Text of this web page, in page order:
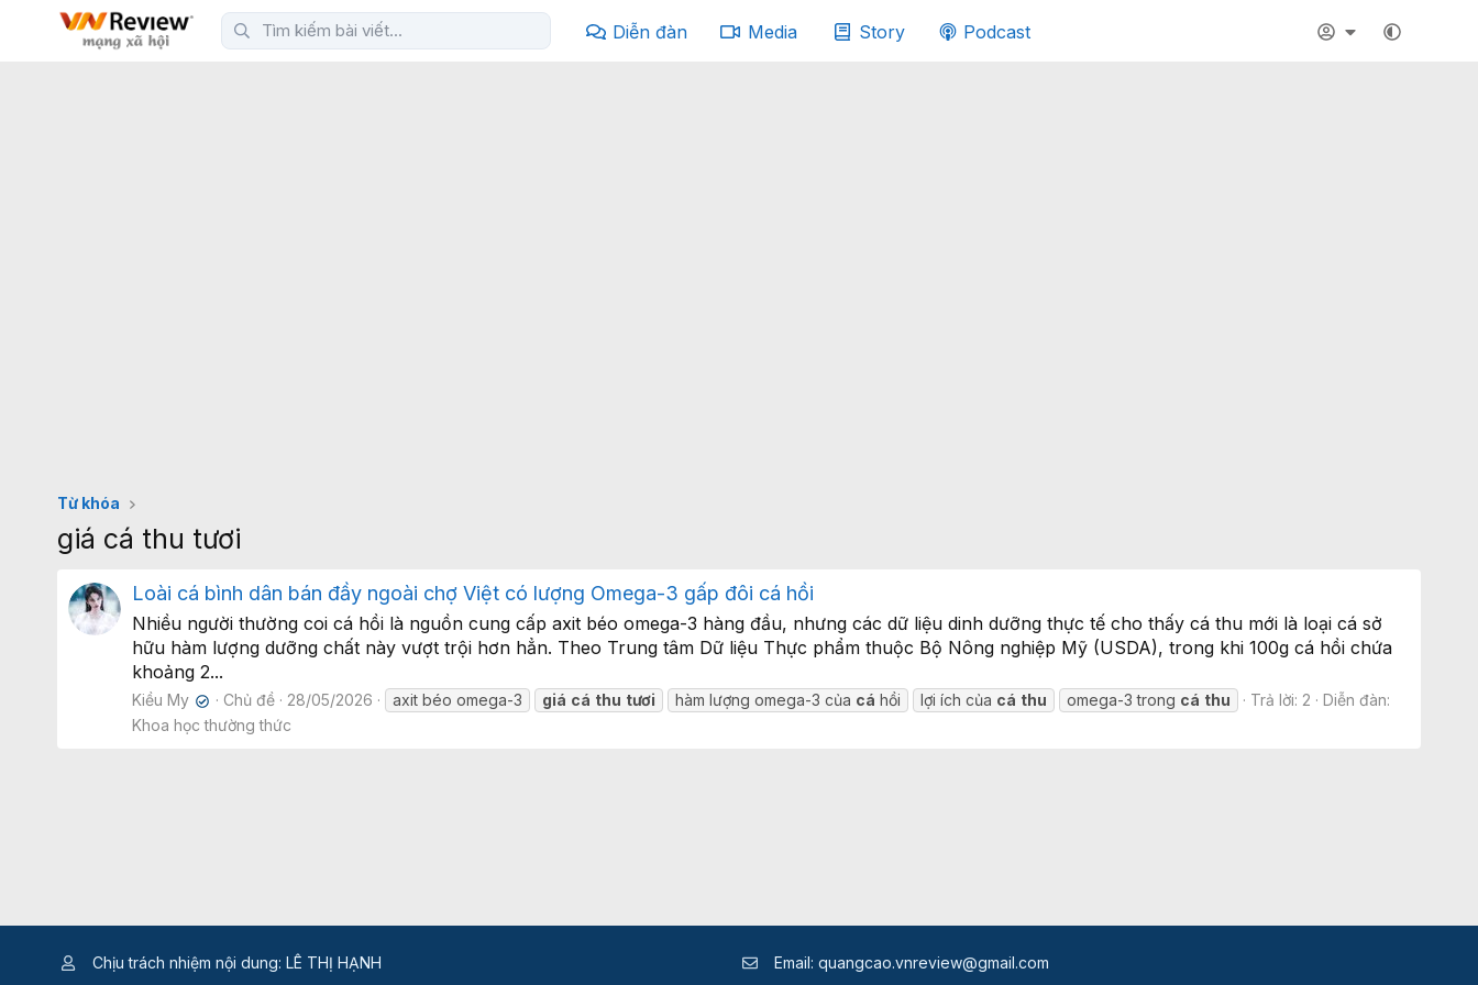
Diễn đàn Media Story Podcast
Từ khóa
giá cá thu tươi
Loài cá bình dân bán đầy ngoài chợ Việt có lượng Omega-3 gấp đôi cá hồi
Nhiều người thường coi cá hồi là nguồn cung cấp axit béo omega-3 hàng đầu, nhưng các dữ liệu dinh dưỡng thực tế cho thấy cá thu mới là loại cá sở
hữu hàm lượng dưỡng chất này vượt trội hơn hẳn. Theo Trung tâm Dữ liệu Thực phẩm thuộc Bộ Nông nghiệp Mỹ (USDA), trong khi 100g cá hồi chứa
khoảng 2...
Kiều My ✔ Chủ đề 28/05/2026 axit béo omega-3 giá cá thu tươi hàm lượng omega-3 của cá hồi lợi ích của cá thu omega-3 trong cá thu Trả lời: 2
Diễn đàn:
Khoa học thường thức
Chịu trách nhiệm nội dung: LÊ THỊ HẠNH Email: quangcao.vnreview@gmail.com